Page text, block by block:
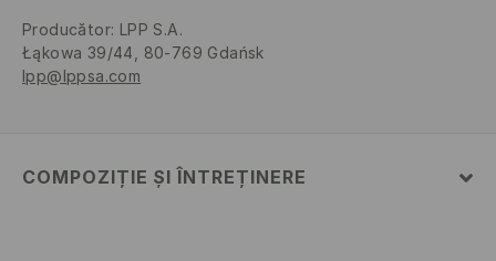
Producător: LPP S.A.
Łąkowa 39/44, 80-769 Gdańsk
lpp@lppsa.com
COMPOZIȚIE ȘI ÎNTREȚINERE